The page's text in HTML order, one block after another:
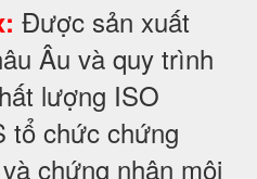
Được sản xuất
Âu và quy trình
lượng ISO
tổ chức chứng
chứng nhận môi